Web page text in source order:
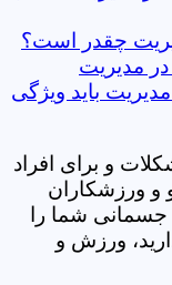
چقدر است؟
مدیریت
باید ویژگی
و برای افراد
و ورزشکاران
جسمانی شما را
ورزش و